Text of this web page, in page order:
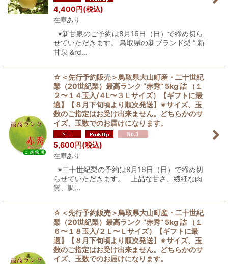
4,400円(税込)
在庫あり
※新甘泉のご予約は8月16日（日）で締め切ら
せていただきます。 鳥取県の新ブランド梨 “ 新
甘泉 &rd…
☆＜先行予約販売＞鳥取県大山町産・二十世紀
梨（20世紀梨）最高ランク “赤秀” 5kg 詰 （１
２〜１４玉入/４L〜３Ｌサイズ）【ギフトに最
適】【８月下旬頃より順次発送】※サイズ、玉
数のご指定はお受け出来ません。どちらかのサ
イズ、玉数でのお届けになります。
5,600円(税込)
在庫あり
※二十世紀梨の予約は8月16日（日）で締め切
らせていただきます。 上品な甘さ、繊細な肉
質、調…
☆＜先行予約販売＞鳥取県大山町産・二十世紀
梨（20世紀梨）最高ランク “赤秀” 5kg 詰 （１
６〜１８玉入/２Ｌ〜Ｌサイズ）【ギフトに最
適】【８月下旬頃より順次発送】※サイズ、玉
数のご指定はお受け出来ません。どちらかのサ
イズ、玉数でのお届けになります。